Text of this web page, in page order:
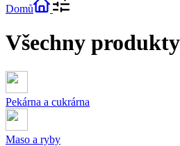
Domů
Všechny produkty
Pekárna a cukrárna
Maso a ryby